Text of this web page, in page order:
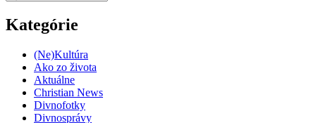
Kategórie
(Ne)Kultúra
Ako zo života
Aktuálne
Christian News
Divnofotky
Divnosprávy